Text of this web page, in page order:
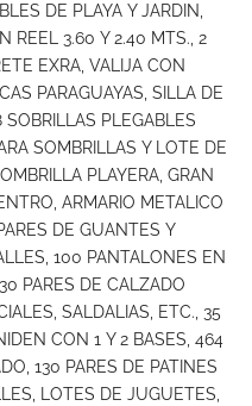
DE PLAYA Y JARDIN,
REEL 3.60 Y 2.40 MTS., 2
EXRA, VALIJA CON
PARAGUAYAS, SILLA DE
PLEGABLES
SOMBRILLAS Y LOTE DE
PLAYERA, GRAN
ARMARIO METALICO
DE GUANTES Y
100 PANTALONES EN
PARES DE CALZADO
SALDALIAS, ETC., 35
CON 1 Y 2 BASES, 464
130 PARES DE PATINES
LOTES DE JUGUETES,